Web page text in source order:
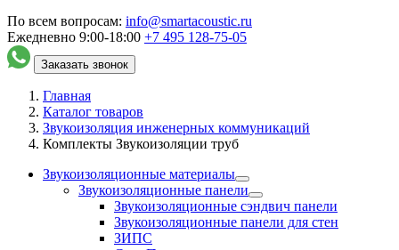
По всем вопросам: info@smartacoustic.ru
Ежедневно 9:00-18:00 +7 495 128-75-05
Заказать звонок
Главная
Каталог товаров
Звукоизоляция инженерных коммуникаций
Комплекты Звукоизоляции труб
Звукоизоляционные материалы
Звукоизоляционные панели
Звукоизоляционные сэндвич панели
Звукоизоляционные панели для стен
ЗИПС